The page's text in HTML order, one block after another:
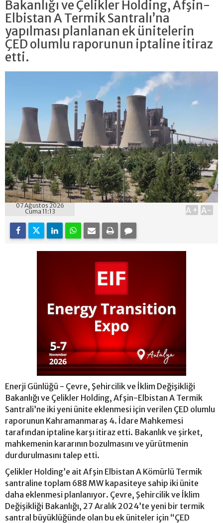
Bakanlığı ve Çelikler Holding, Afşin-
Elbistan A Termik Santralı’na
yapılması planlanan ek ünitelerin
ÇED olumlu raporunun iptaline itiraz
etti.
07 Ağustos 2026
Cuma 11:13
A+ A-
Enerji Günlüğü - Çevre, Şehircilik ve İklim Değişikliği
Bakanlığı ve Çelikler Holding, Afşin-Elbistan A Termik
Santrali’ne iki yeni ünite eklenmesi için verilen ÇED olumlu
raporunun Kahramanmaraş 4. İdare Mahkemesi
tarafından iptaline karşı itiraz etti. Bakanlık ve şirket,
mahkemenin kararının bozulmasını ve yürütmenin
durdurulmasını talep etti.
Çelikler Holding’e ait Afşin Elbistan A Kömürlü Termik
santraline toplam 688 MW kapasiteye sahip iki ünite
daha eklenmesi planlanıyor. Çevre, Şehircilik ve İklim
Değişikliği Bakanlığı, 27 Aralık 2024’te yeni bir termik
santral büyüklüğünde olan bu ek üniteler için “ÇED